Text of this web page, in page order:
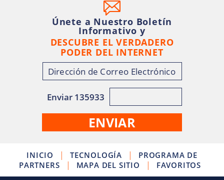
Únete a Nuestro Boletín
Informativo y
DESCUBRE EL VERDADERO
PODER DEL INTERNET
Enviar 135933
INICIO | TECNOLOGÍA |
PROGRAMA DE
PARTNERS
| MAPA DEL SITIO | FAVORITOS